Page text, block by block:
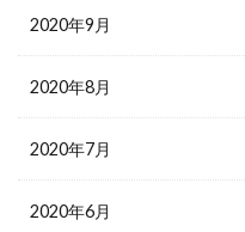
2020年9月
2020年8月
2020年7月
2020年6月